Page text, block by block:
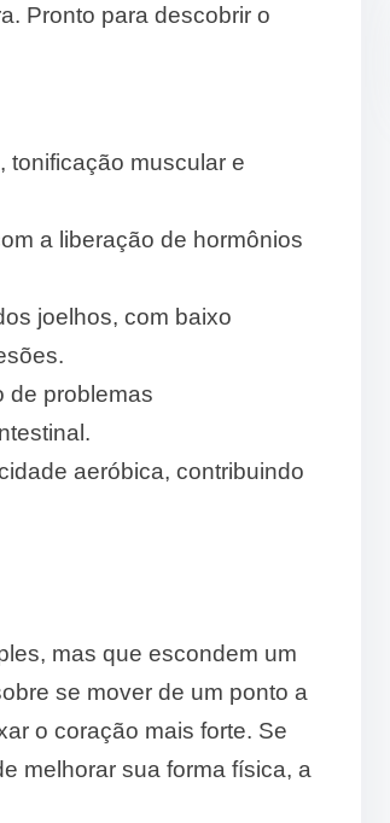
Pronto para descobrir o
tonificação muscular e
a liberação de hormônios
joelhos, com baixo
de problemas
aeróbica, contribuindo
mas que escondem um
se mover de um ponto a
o coração mais forte. Se
melhorar sua forma física, a